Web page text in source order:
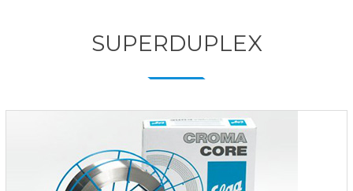
SUPERDUPLEX